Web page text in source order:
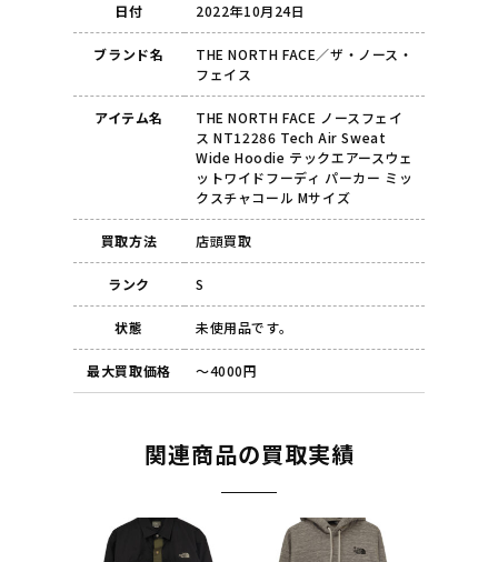
日付 2022年10月24日
ブランド名
THE NORTH FACE／ザ・ノース・
フェイス
アイテム名
THE NORTH FACE ノースフェイ
ス NT12286 Tech Air Sweat
Wide Hoodie テックエアースウェ
ットワイドフーディ パーカー ミッ
クスチャコール Mサイズ
買取方法 店頭買取
ランク S
状態 未使用品です。
最大買取価格 ～4000円
関連商品の買取実績